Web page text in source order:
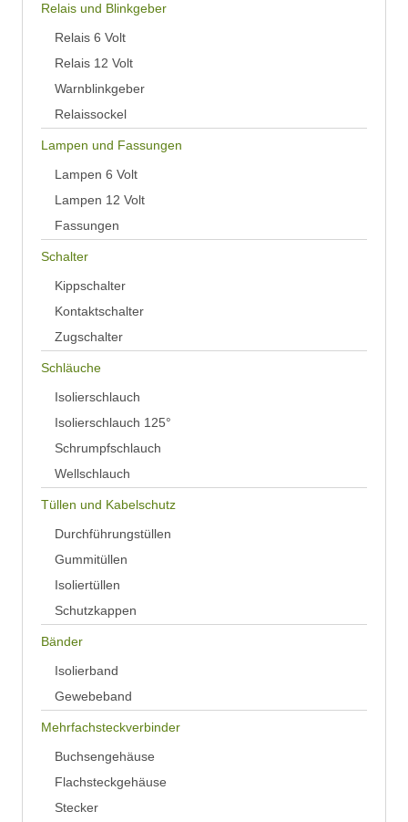
Relais und Blinkgeber
Relais 6 Volt
Relais 12 Volt
Warnblinkgeber
Relaissockel
Lampen und Fassungen
Lampen 6 Volt
Lampen 12 Volt
Fassungen
Schalter
Kippschalter
Kontaktschalter
Zugschalter
Schläuche
Isolierschlauch
Isolierschlauch 125°
Schrumpfschlauch
Wellschlauch
Tüllen und Kabelschutz
Durchführungstüllen
Gummitüllen
Isoliertüllen
Schutzkappen
Bänder
Isolierband
Gewebeband
Mehrfachsteckverbinder
Buchsengehäuse
Flachsteckgehäuse
Stecker